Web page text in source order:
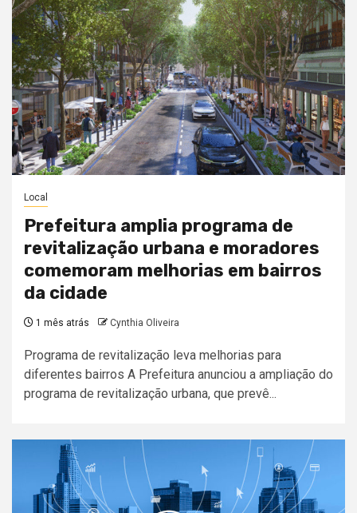
Local
Prefeitura amplia programa de
revitalização urbana e moradores
comemoram melhorias em bairros
da cidade
1 mês atrás Cynthia Oliveira
Programa de revitalização leva melhorias para
diferentes bairros A Prefeitura anunciou a ampliação do
programa de revitalização urbana, que prevê...